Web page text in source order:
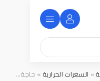
» السعرات الحرارية » حاجة الإنسان اليومية من الطاقة